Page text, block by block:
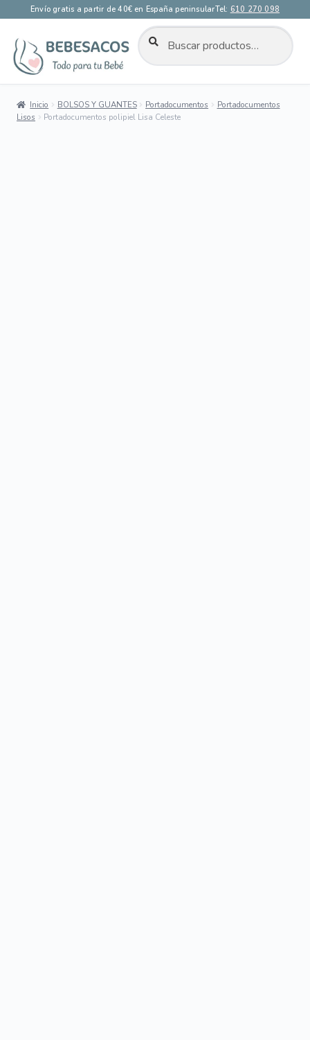
Envío gratis a partir de 40€ en España peninsularTel: 610 270 098
navegación
Buscar
por:
BUSCAR
Inicio BOLSOS Y GUANTES Portadocumentos
Portadocumentos
Lisos
Portadocumentos polipiel Lisa Celeste